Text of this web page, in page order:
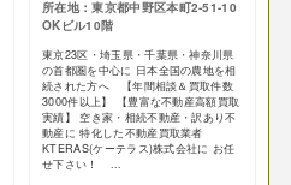
所在地：東京都中野区本町2-51-10
OKビル10階
東京23区・埼玉県・千葉県・神奈川県
の首都圏を中心に 日本全国の農地を相
続された方へ 【年間相談＆買取件数
3000件以上】 【豊富な不動産高額買取
実績】 空き家・相続不動産・訳あり不
動産に 特化した不動産買取業者
KTERAS(ケーテラス)株式会社に お任
せ下さい！ ...